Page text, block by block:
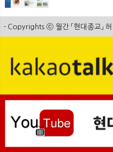
- Copyrights ⓒ 월간 「현대종교」